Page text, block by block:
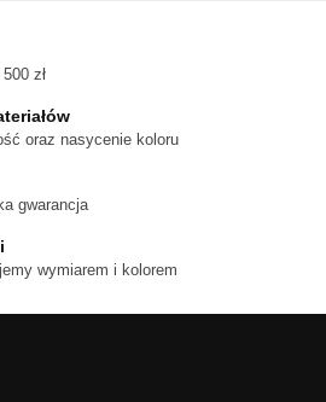
można
zł
oraz nasycenie koloru
gwarancja
wymiarem i kolorem